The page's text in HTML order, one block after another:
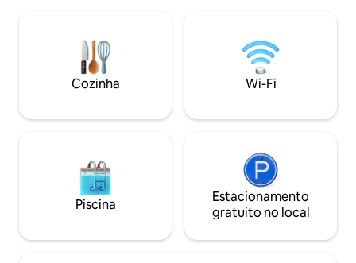
relaxar no deck com vista panorâmica da
cabana, perfeito para observar as
estrelas, ver o pôr do sol e observar a
vida selvagem que passa.
jipe ou
adorar a
caminhar até
da região bem na
Cozinha Wi-Fi
Piscina
Estacionamento
gratuito no local